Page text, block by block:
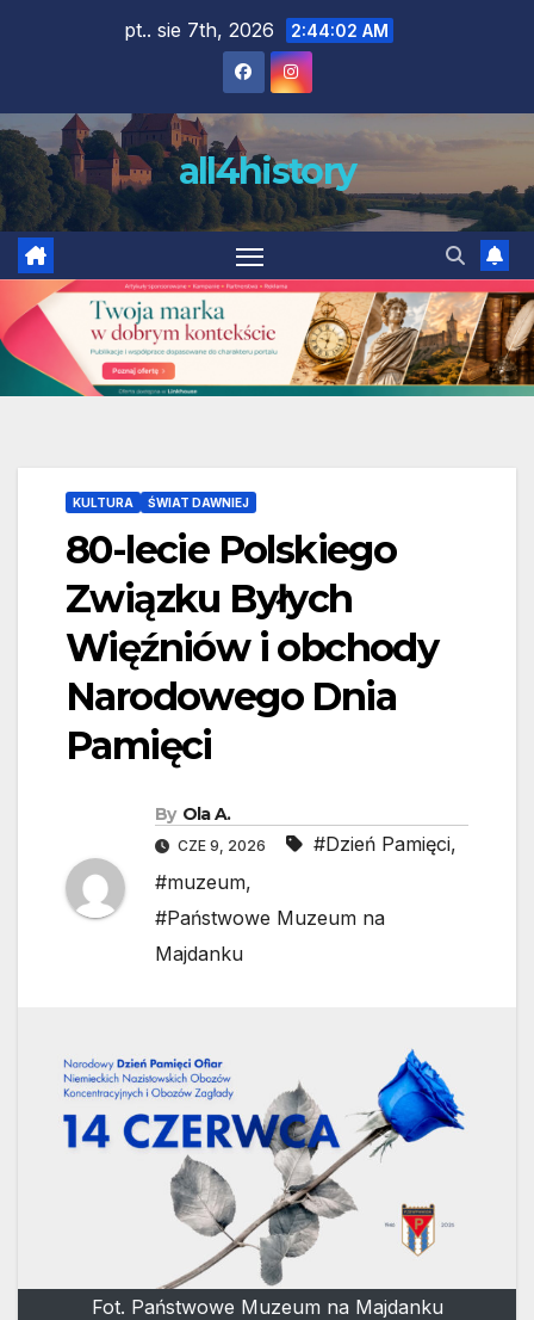
pt.. sie 7th, 2026 2:44:04 AM
all4history
KULTURA ŚWIAT DAWNIEJ
80-lecie Polskiego
Związku Byłych
Więźniów i obchody
Narodowego Dnia
Pamięci
By Ola A.
CZE 9, 2026 #Dzień Pamięci,
#muzeum,
#Państwowe Muzeum na
Majdanku
Fot. Państwowe Muzeum na Majdanku